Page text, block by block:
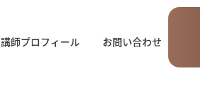
講師プロフィール お問い合わせ